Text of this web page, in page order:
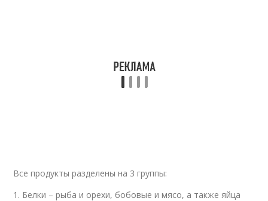
Все продукты разделены на 3 группы:
1. Белки – рыба и орехи, бобовые и мясо, а также яйца